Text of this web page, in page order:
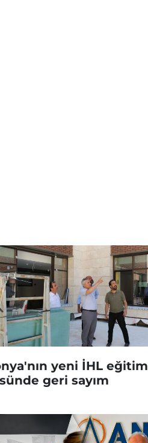
yeni İHL eğitim
geri sayım